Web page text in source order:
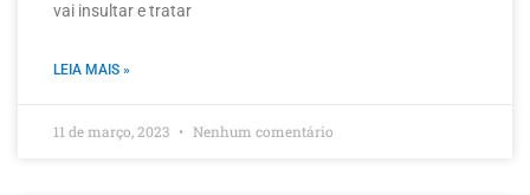
vai insultar e tratar
LEIA MAIS »
11 de março, 2023 Nenhum comentário